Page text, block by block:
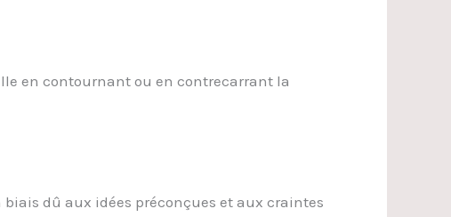
en contournant ou en contrecarrant la
dû aux idées préconçues et aux craintes